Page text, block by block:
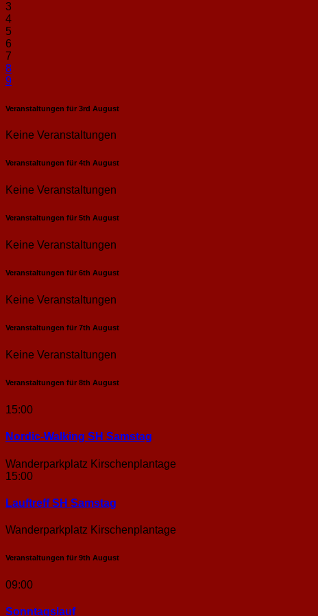
3
4
5
6
7
8
9
Veranstaltungen für 3rd August
Keine Veranstaltungen
Veranstaltungen für 4th August
Keine Veranstaltungen
Veranstaltungen für 5th August
Keine Veranstaltungen
Veranstaltungen für 6th August
Keine Veranstaltungen
Veranstaltungen für 7th August
Keine Veranstaltungen
Veranstaltungen für 8th August
15:00
Nordic-Walking SH Samstag
Wanderparkplatz Kirschenplantage
15:00
Lauftreff SH Samstag
Wanderparkplatz Kirschenplantage
Veranstaltungen für 9th August
09:00
Sonntags­lauf